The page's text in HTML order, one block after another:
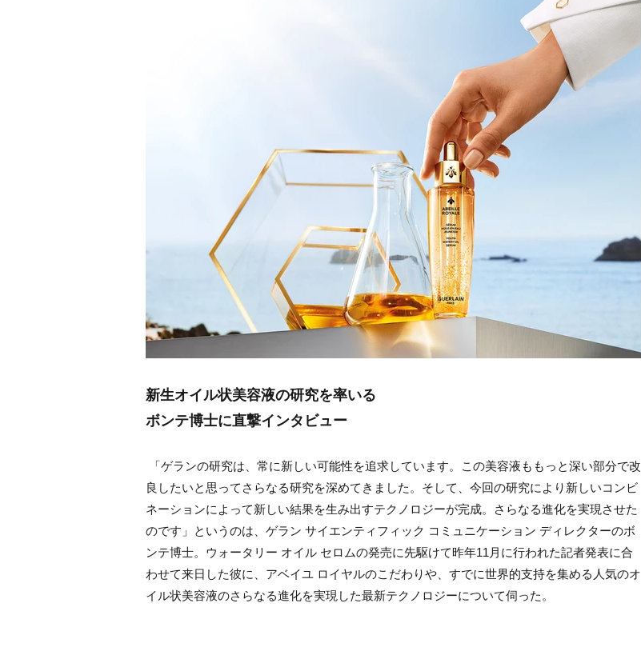
新生オイル状美容液の研究を率いる
ボンテ博士に直撃インタビュー
「ゲランの研究は、常に新しい可能性を追求しています。この美容液ももっと深い部分で改
良したいと思ってさらなる研究を深めてきました。そして、今回の研究により新しいコンビ
ネーションによって新しい結果を生み出すテクノロジーが完成。さらなる進化を実現させた
のです」というのは、ゲラン サイエンティフィック コミュニケーション ディレクターのボ
ンテ博士。ウォータリー オイル セロムの発売に先駆けて昨年11月に行われた記者発表に合
わせて来日した彼に、アベイユ ロイヤルのこだわりや、すでに世界的支持を集める人気のオ
イル状美容液のさらなる進化を実現した最新テクノロジーについて伺った。